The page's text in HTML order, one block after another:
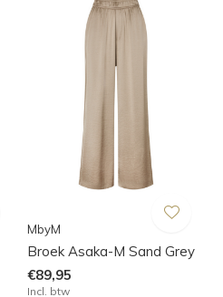
MbyM
Broek Asaka-M Sand Grey
€89,95
Incl. btw